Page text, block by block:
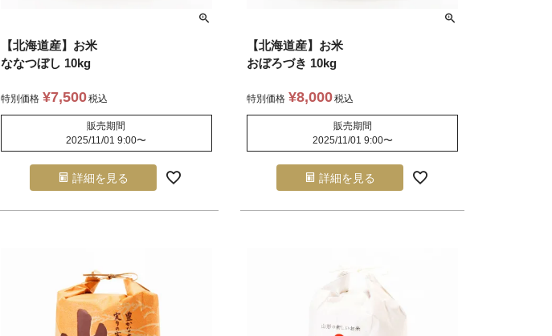
【北海道産】お米
ななつぼし 10kg
特別価格 ¥7,500税込
販売期間
2025/11/01 9:00〜
詳細を見る
【北海道産】お米
おぼろづき 10kg
特別価格 ¥8,000税込
販売期間
2025/11/01 9:00〜
詳細を見る